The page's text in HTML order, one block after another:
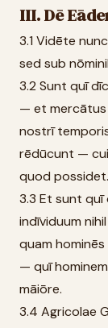
III. Dē
3.1 Vidēte
sed sub
3.2 Sunt quī
— et mercātus
nostrī
rēdūcunt —
quod possidet.
3.3 Et sunt
indīviduum
quam
— quī
māiōre.
3.4 Agricolae